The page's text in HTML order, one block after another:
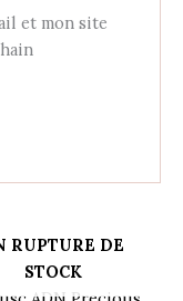
et mon site
RUPTURE DE
STOCK